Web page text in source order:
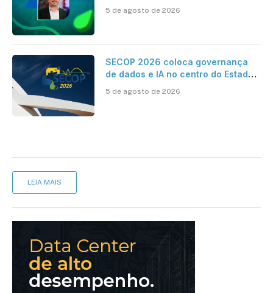
Contabilidade
5 de agosto de 2026
SECOP 2026 coloca governança
de dados e IA no centro do Estado
5 de agosto de 2026
LEIA MAIS